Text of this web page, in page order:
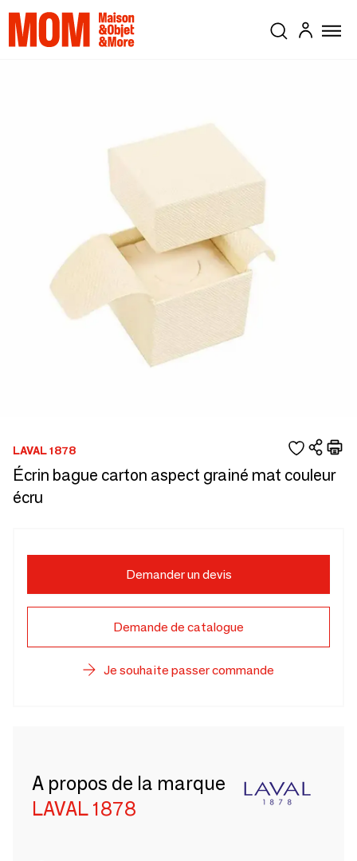
LAVAL 1878
Écrin bague carton aspect grainé mat couleur
écru
Demander un devis
Demande de catalogue
Je souhaite passer commande
A propos de la marque
LAVAL 1878